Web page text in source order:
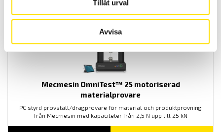
Tillåt urval
Avvisa
Mecmesin OmniTest™ 25 motoriserad
materialprovare
PC styrd provställ/dragprovare för material och produktprovning
från Mecmesin med kapaciteter från 2,5 N upp till 25 kN